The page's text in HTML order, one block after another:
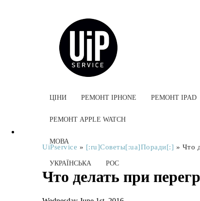
ЦІНИ РЕМОНТ IPHONE РЕМОНТ IPAD
РЕМОНТ APPLE WATCH
МОВА
УКРАЇНСЬКА РОС
UiPservice » [:ru]Советы[:ua]Поради[:] » Что
Что делать при